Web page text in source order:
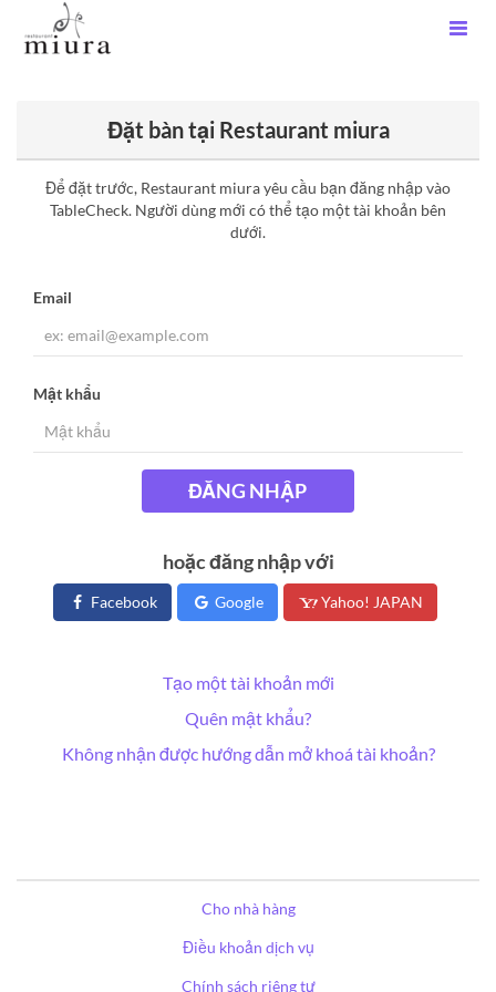
Đặt bàn tại Restaurant miura
Để đặt trước, Restaurant miura yêu cầu bạn đăng nhập vào
TableCheck. Người dùng mới có thể tạo một tài khoản bên
dưới.
Email
Mật khẩu
ĐĂNG NHẬP
hoặc đăng nhập với
Facebook Google Yahoo! JAPAN
Tạo một tài khoản mới
Quên mật khẩu?
Không nhận được hướng dẫn mở khoá tài khoản?
Cho nhà hàng
Điều khoản dịch vụ
Chính sách riêng tư